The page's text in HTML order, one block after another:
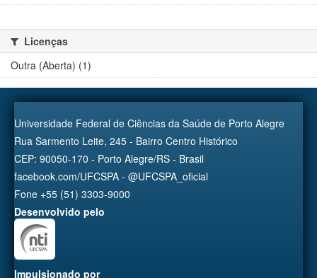
Licenças
Outra (Aberta) (1)
Universidade Federal de Ciências da Saúde de Porto Alegre
Rua Sarmento Leite, 245 - Bairro Centro Histórico
CEP: 90050-170 - Porto Alegre/RS - Brasil
facebook.com/UFCSPA - @UFCSPA_oficial
Fone +55 (51) 3303-9000
Desenvolvido pelo
Impulsionado por